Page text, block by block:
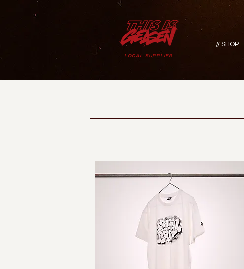
LOCAL SUPPLIER
// SHOP